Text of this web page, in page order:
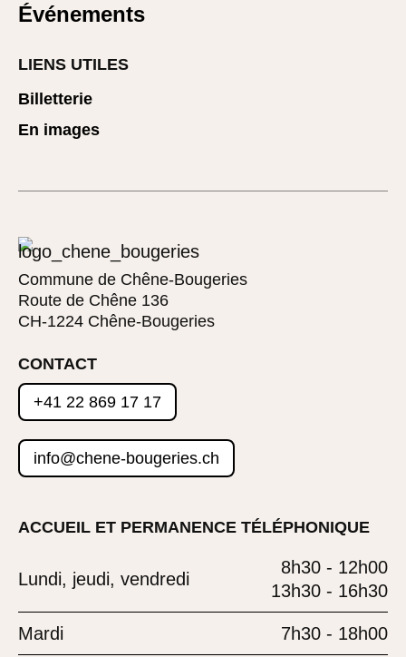
Événements
LIENS UTILES
Billetterie
En images
Commune de Chêne-Bougeries
Route de Chêne 136
CH-1224 Chêne-Bougeries
CONTACT
+41 22 869 17 17
info@chene-bougeries.ch
ACCUEIL ET PERMANENCE TÉLÉPHONIQUE
Lundi, jeudi, vendredi
8h30 - 12h00
13h30 - 16h30
Mardi 7h30 - 18h00